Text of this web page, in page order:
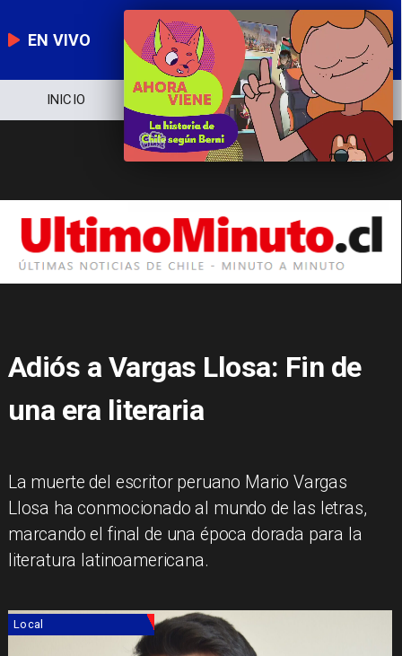
EN VIVO
NOTICIERO POLÍTICA ECONOMÍA
Adiós a Vargas Llosa: Fin de
una era literaria
La muerte del escritor peruano Mario Vargas
Llosa ha conmocionado al mundo de las letras,
marcando el final de una época dorada para la
literatura latinoamericana.
Local